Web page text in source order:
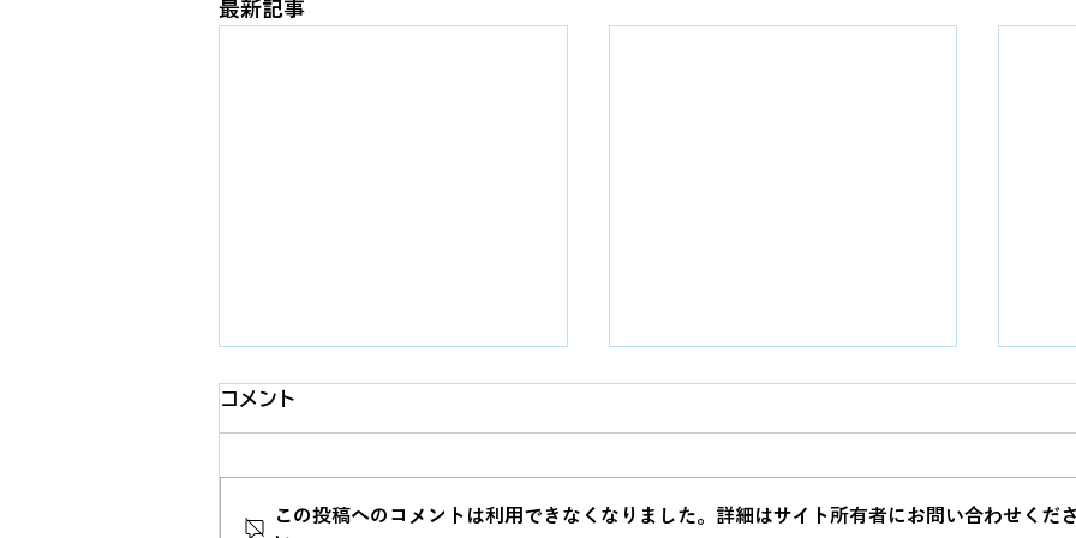
最新記事
コメント
この投稿へのコメントは利用できなくなりました。詳細はサイト所有者にお問い合わせくださ